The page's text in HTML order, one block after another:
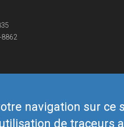
navigation sur ce
de traceurs
-Vie privée Back to top